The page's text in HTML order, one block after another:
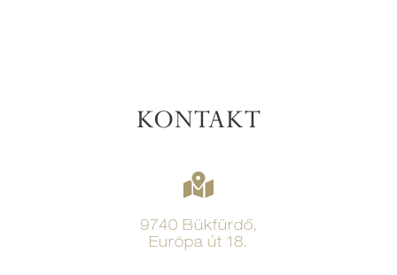
KONTAKT
9740 Bükfürdő,
Európa út 18.